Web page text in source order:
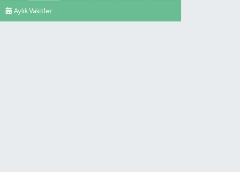
Aylık Vakitler